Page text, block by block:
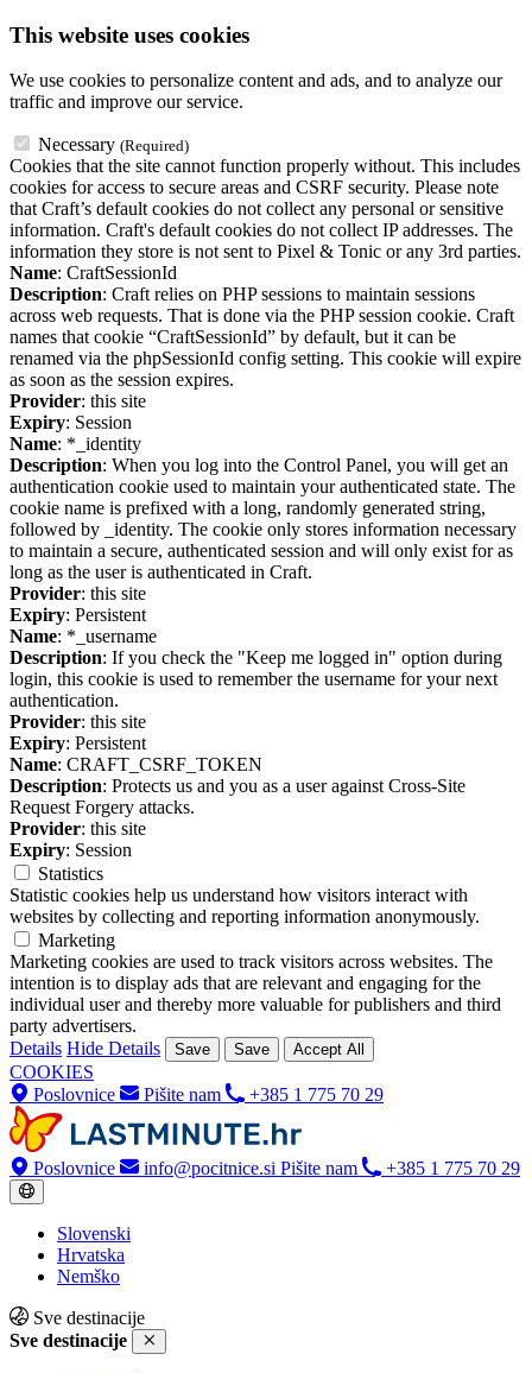
This website uses cookies
We use cookies to personalize content and ads, and to analyze our
traffic and improve our service.
Necessary (Required)
Cookies that the site cannot function properly without. This includes
cookies for access to secure areas and CSRF security. Please note
that Craft’s default cookies do not collect any personal or sensitive
information. Craft's default cookies do not collect IP addresses. The
information they store is not sent to Pixel & Tonic or any 3rd parties.
Name: CraftSessionId
Description: Craft relies on PHP sessions to maintain sessions
across web requests. That is done via the PHP session cookie. Craft
names that cookie “CraftSessionId” by default, but it can be
renamed via the phpSessionId config setting. This cookie will expire
as soon as the session expires.
Provider: this site
Expiry: Session
Name: *_identity
Description: When you log into the Control Panel, you will get an
authentication cookie used to maintain your authenticated state. The
cookie name is prefixed with a long, randomly generated string,
followed by _identity. The cookie only stores information necessary
to maintain a secure, authenticated session and will only exist for as
long as the user is authenticated in Craft.
Provider: this site
Expiry: Persistent
Name: *_username
Description: If you check the "Keep me logged in" option during
login, this cookie is used to remember the username for your next
authentication.
Provider: this site
Expiry: Persistent
Name: CRAFT_CSRF_TOKEN
Description: Protects us and you as a user against Cross-Site
Request Forgery attacks.
Provider: this site
Expiry: Session
Statistics
Statistic cookies help us understand how visitors interact with
websites by collecting and reporting information anonymously.
Marketing
Marketing cookies are used to track visitors across websites. The
intention is to display ads that are relevant and engaging for the
individual user and thereby more valuable for publishers and third
party advertisers.
Details Hide Details Save Save Accept All
COOKIES
Poslovnice
Pišite nam +385 1 775 70 29
Poslovnice info@pocitnice.si Pišite nam +385 1 775 70 29
Slovenski
Hrvatska
Nemško
Sve destinacije
Sve destinacije